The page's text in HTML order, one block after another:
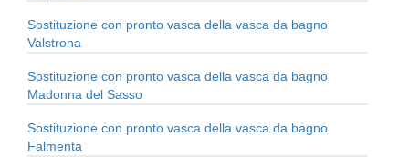
Sostituzione con pronto vasca della vasca da bagno
Valstrona
Sostituzione con pronto vasca della vasca da bagno
Madonna del Sasso
Sostituzione con pronto vasca della vasca da bagno
Falmenta